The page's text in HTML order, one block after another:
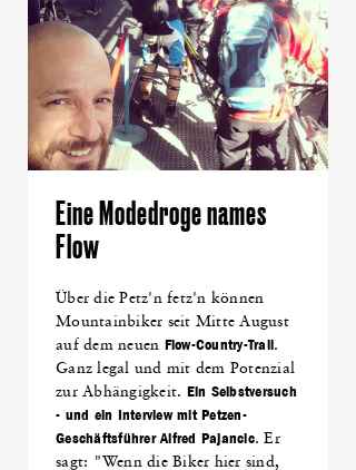
Eine Modedroge names
Flow
Über die Petz'n fetz'n können
Mountainbiker seit Mitte August
auf dem neuen Flow-Country-Trail .
Ganz legal und mit dem Potenzial
zur Abhängigkeit.
Ein Selbstversuch
- und ein Interview mit Petzen-
Geschäftsführer Alfred Pajancic. Er
sagt: "Wenn die Biker hier sind,